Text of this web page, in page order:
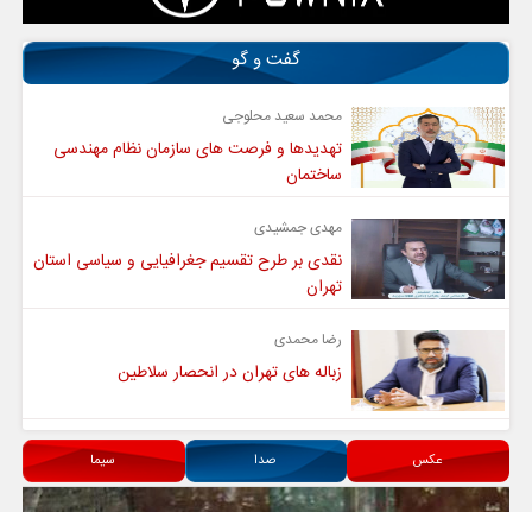
گفت و گو
محمد سعید محلوجی
تهدیدها و فرصت های سازمان نظام مهندسی
ساختمان
مهدی جمشیدی
نقدی بر طرح تقسیم جغرافیایی و سیاسی استان
تهران
رضا محمدی
زباله های تهران در انحصار سلاطین
عکس صدا سیما